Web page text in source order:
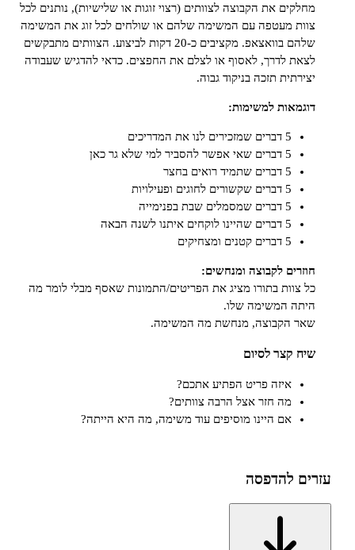
את הקבוצה לצוותים (רצוי זוגות או שלישיות), נותנים לכל
מעטפה עם המשימה שלהם או שולחים לכל זוג את המשימה
שלהם בוואצאפ. מקציבים כ-20 דקות לביצוע. הצוותים מתבקשים
לדרך, לאסוף או לצלם את החפצים. כדאי להדגיש שעבודה
תזכה בניקוד גבוה.
למשימות:
לקבוצה ומנחשים:
בתורו מציג את הפריטים/התמונות שאסף מבלי לומר מה
המשימה שלו.
מנחשת מה המשימה.
לסיום
איזה פריט הפתיע אתכם?
מה חזר אצל הרבה צוותים?
אם היינו מוסיפים עוד משימה, מה היא הייתה?